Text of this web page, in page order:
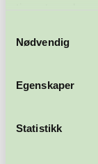
tjenestene deres.
Nødvendig
Egenskaper
Statistikk